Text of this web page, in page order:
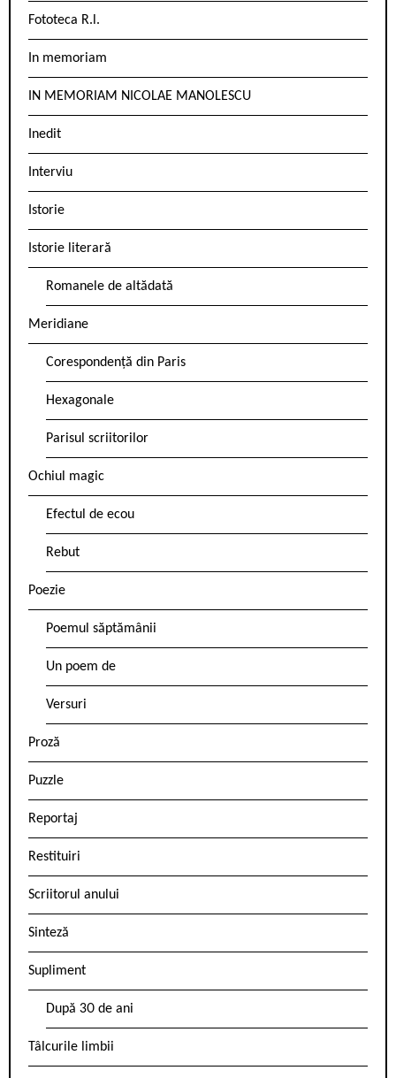
Fototeca R.l.
In memoriam
IN MEMORIAM NICOLAE MANOLESCU
Inedit
Interviu
Istorie
Istorie literară
Romanele de altădată
Meridiane
Corespondență din Paris
Hexagonale
Parisul scriitorilor
Ochiul magic
Efectul de ecou
Rebut
Poezie
Poemul săptămânii
Un poem de
Versuri
Proză
Puzzle
Reportaj
Restituiri
Scriitorul anului
Sinteză
Supliment
După 30 de ani
Tâlcurile limbii